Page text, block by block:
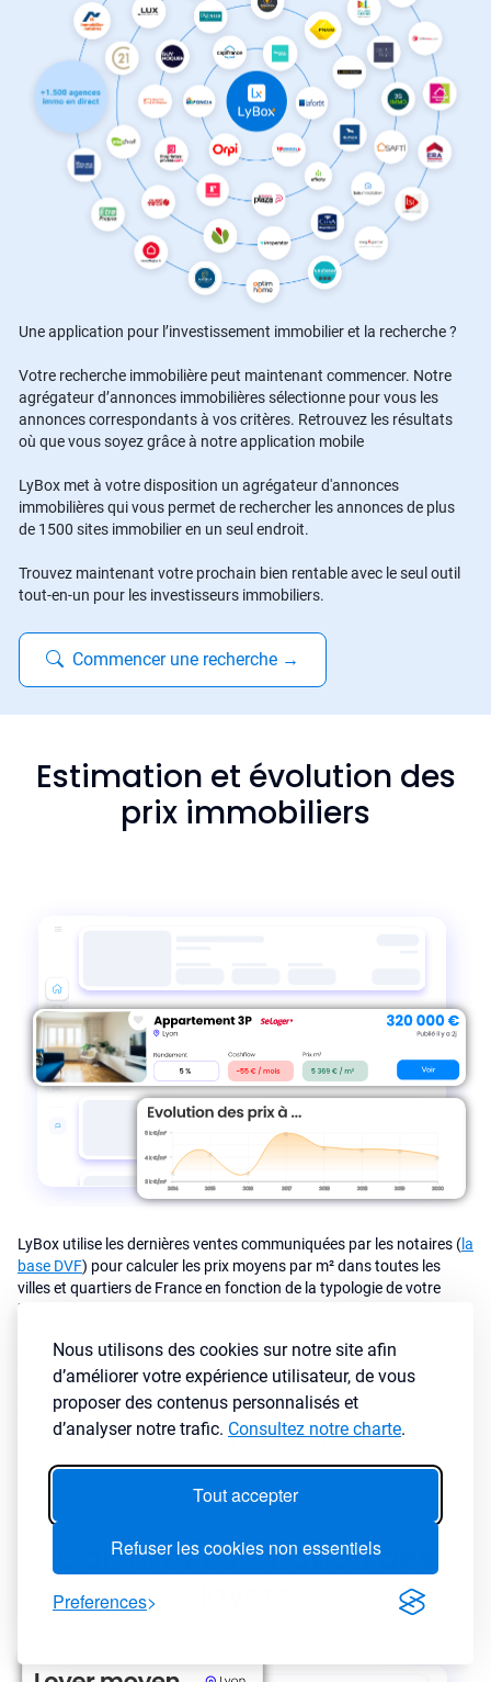
Nous utilisons des cookies sur notre site afin
d’améliorer votre expérience utilisateur, de vous
proposer des contenus personnalisés et
d’analyser notre trafic. Consultez notre charte.
Tout accepter
Refuser les cookies non essentiels
Preferences
Une application pour l’investissement immobilier et la recherche ?
Votre recherche immobilière peut maintenant commencer. Notre
agrégateur d’annonces immobilières sélectionne pour vous les
annonces correspondants à vos critères. Retrouvez les résultats
où que vous soyez grâce à notre application mobile
LyBox met à votre disposition un agrégateur d'annonces
immobilières qui vous permet de rechercher les annonces de plus
de 1500 sites immobilier en un seul endroit.
Trouvez maintenant votre prochain bien rentable avec le seul outil
tout-en-un pour les investisseurs immobiliers.
Commencer une recherche →
Estimation et évolution des
prix immobiliers
LyBox utilise les dernières ventes communiquées par les notaires (la
base DVF) pour calculer les prix moyens par m² dans toutes les
villes et quartiers de France en fonction de la typologie de votre
bien.
Pour investir dans une ville ou dans un secteur en particulier, il est
important de connaître le marché immobilier de la ville. Grâce à
LyBox, vous pouvez analyser rapidement les prix au m² de la ville et
leur évolution dans le temps. Dans les grandes villes et metropoles,
l'analyse des prix immobiliers est faite par quartiers et Iris.
Calcul et estimation des